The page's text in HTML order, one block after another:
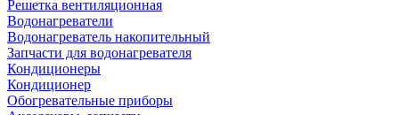
Решетка вентиляционная
Водонагреватели
Водонагреватель накопительный
Запчасти для водонагревателя
Кондиционеры
Кондиционер
Обогревательные приборы